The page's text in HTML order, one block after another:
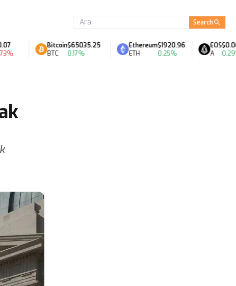
Search
Bitcoin
BTC
$65035.25
0.17%
Ethereum
ETH
$1920.96
0.25%
EOS
A
$0.06
0.29%